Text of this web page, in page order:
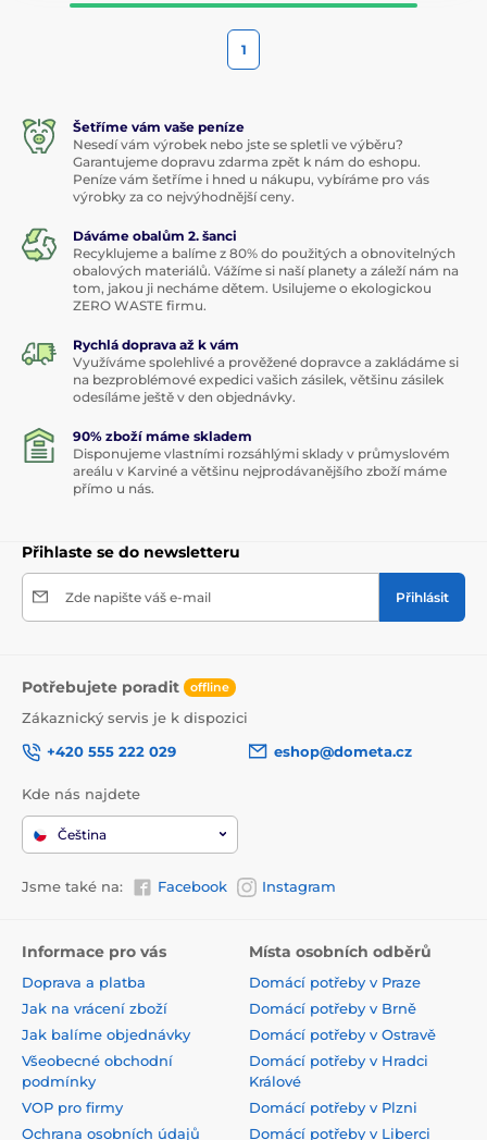
1
Šetříme vám vaše peníze
Nesedí vám výrobek nebo jste se spletli ve výběru?
Garantujeme dopravu zdarma zpět k nám do eshopu.
Peníze vám šetříme i hned u nákupu, vybíráme pro vás
výrobky za co nejvýhodnější ceny.
Dáváme obalům 2. šanci
Recyklujeme a balíme z 80% do použitých a obnovitelných
obalových materiálů. Vážíme si naší planety a záleží nám na
tom, jakou ji necháme dětem. Usilujeme o ekologickou
ZERO WASTE firmu.
Rychlá doprava až k vám
Využíváme spolehlivé a prověžené dopravce a zakládáme si
na bezproblémové expedici vašich zásilek, většinu zásilek
odesíláme ještě v den objednávky.
90% zboží máme skladem
Disponujeme vlastními rozsáhlými sklady v průmyslovém
areálu v Karviné a většinu nejprodávanějšího zboží máme
přímo u nás.
Přihlaste se do newsletteru
Zde napište váš e-mail Přihlásit
Potřebujete poradit offline
Zákaznický servis je k dispozici
+420 555 222 029
eshop@dometa.cz
Kde nás najdete
Čeština
Jsme také na: Facebook Instagram
Informace pro vás
Doprava a platba
Jak na vrácení zboží
Jak balíme objednávky
Všeobecné obchodní
podmínky
VOP pro firmy
Ochrana osobních údajů
Místa osobních odběrů
Domácí potřeby v Praze
Domácí potřeby v Brně
Domácí potřeby v Ostravě
Domácí potřeby v Hradci
Králové
Domácí potřeby v Plzni
Domácí potřeby v Liberci